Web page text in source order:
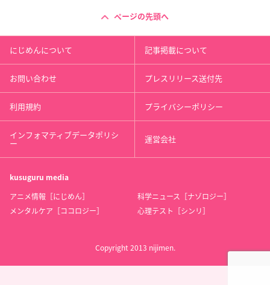
ページの先頭へ
にじめんについて 記事掲載について
お問い合わせ プレスリリース送付先
利用規約 プライバシーポリシー
インフォマティブデータポリシ
ー 運営会社
kusuguru media
アニメ情報［にじめん］
科学ニュース［ナゾロジー］
メンタルケア［ココロジー］
心理テスト［シンリ］
Copyright 2013 nijimen.